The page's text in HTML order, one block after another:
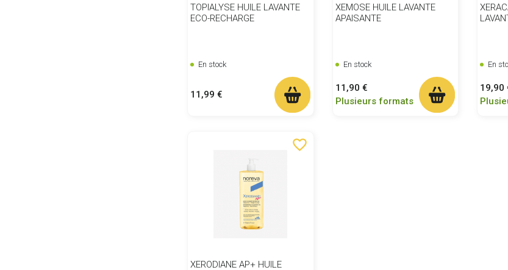
TOPIALYSE HUILE LAVANTE
ECO-RECHARGE
En stock
Prix
11,99 €
XEMOSE HUILE LAVANTE
APAISANTE
En stock
Prix
11,90 €
Plusieurs formats
En
Prix
19,90
favorite_border
XERODIANE AP+ HUILE